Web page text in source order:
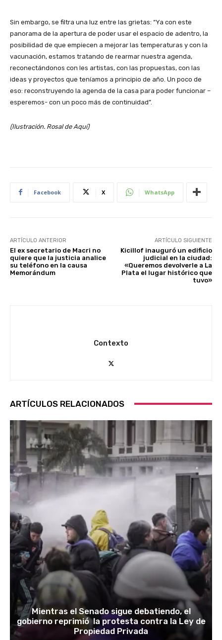
Sin embargo, se filtra una luz entre las grietas: “Ya con este
panorama de la apertura de poder usar el espacio de adentro, la
posibilidad de que empiecen a mejorar las temperaturas y con la
vacunación, estamos tratando de rearmar nuestra agenda,
reconectándonos con les artistas, con las propuestas, con las
ideas y proyectos que teníamos a principio de año. Un poco de
eso: reconstruyendo la agenda de la casa para poder funcionar –
esperemos- con un poco más de continuidad”.
(Ilustración. Rosal de Aquí)
Facebook X WhatsApp
ARTÍCULO ANTERIOR
El ex secretario de Macri no
quiere que la justicia analice
su teléfono en la causa
Memorándum
ARTÍCULO SIGUIENTE
Kicillof inauguró un edificio
judicial en la ciudad:
«Queremos devolverle a La
Plata el lugar histórico que
tuvo»
Contexto
ARTÍCULOS RELACIONADOS
Mientras el Senado sigue debatiendo, el
gobierno reprimió la protesta contra la Ley de
Propiedad Privada